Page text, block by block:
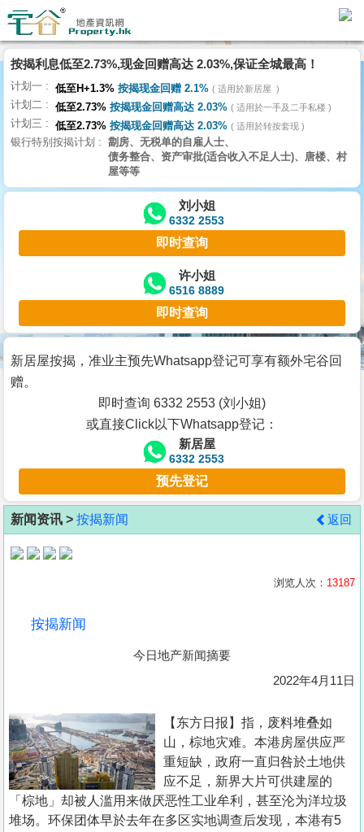
代
理
主
页
搵
楼/
交
业
主
宅
谷
按
客
地
产
置
业
手
册
按揭利息低至2.73%,现金回赠高达 2.03%,保证全城最高！
计划一 低至H+1.3% 按揭现金回赠 2.1% 适用於新居屋
计划二 低至2.73% 按揭现金回赠高达 2.03% 适用於一手及二手私楼
计划三 低至2.73% 按揭现金回赠高达 2.03% 适用於转按套现
银行特别按揭计划
劏房、无税单的自雇人士、
债务整合、资产审批(适合收入不足人士)、唐楼、村
屋等等
刘小姐
6332 2553
即时查询
许小姐
6516 8889
即时查询
新居屋按揭，准业主预先Whatsapp登记可享有额外宅谷回
赠。
即时查询 6332 2553 (刘小姐)
或直接Click以下Whatsapp登记：
新居屋
6332 2553
预先登记
新闻资讯 > 按揭新闻 返回
浏览人次： 13187
按揭新闻
今日地产新闻摘要
2022年4月11日
【东方日报】指，废料堆叠如
山，棕地灾难。本港房屋供应严
重短缺，政府一直归咎於土地供
应不足，新界大片可供建屋的
「棕地」却被人滥用来做厌恶性工业牟利，甚至沦为洋垃圾
堆场。环保团体早於去年在多区实地调查后发现，本港有5